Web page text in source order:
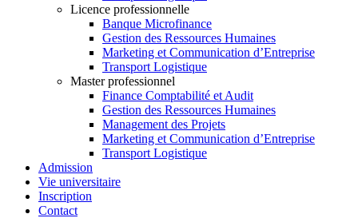
Licence professionnelle
Banque Microfinance
Gestion des Ressources Humaines
Marketing et Communication d’Entreprise
Transport Logistique
Master professionnel
Finance Comptabilité et Audit
Gestion des Ressources Humaines
Management des Projets
Marketing et Communication d’Entreprise
Transport Logistique
Admission
Vie universitaire
Inscription
Contact